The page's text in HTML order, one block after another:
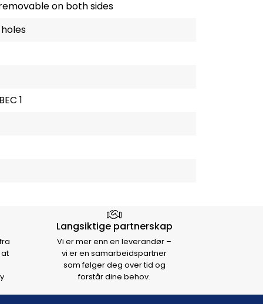
on both sides
1
Langsiktige partnerskap
Vi er mer enn en leverandør –
vi er en samarbeidspartner
som følger deg over tid og
forstår dine behov.